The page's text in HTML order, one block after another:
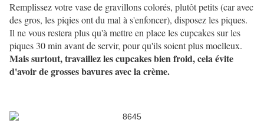
Remplissez votre vase de gravillons colorés, plutôt petits (car avec
des gros, les piqies ont du mal à s'enfoncer), disposez les piques.
Il ne vous restera plus qu'à mettre en place les cupcakes sur les
piques 30 min avant de servir, pour qu'ils soient plus moelleux.
Mais surtout, travaillez les cupcakes bien froid, cela évite
d'avoir de grosses bavures avec la crème.